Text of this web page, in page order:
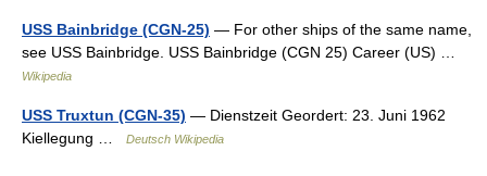
USS Bainbridge (CGN-25) — For other ships of the same name,
see USS Bainbridge. USS Bainbridge (CGN 25) Career (US) …
Wikipedia
USS Truxtun (CGN-35) — Dienstzeit Geordert: 23. Juni 1962
Kiellegung …
Deutsch Wikipedia